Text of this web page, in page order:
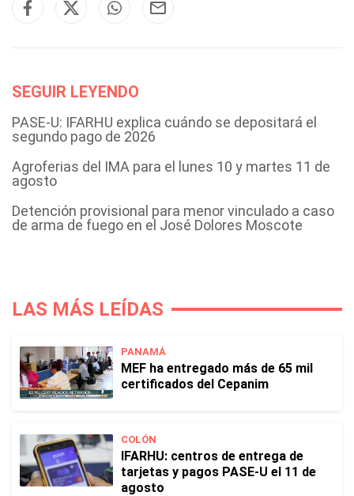
SEGUIR LEYENDO
PASE-U: IFARHU explica cuándo se depositará el
segundo pago de 2026
Agroferias del IMA para el lunes 10 y martes 11 de
agosto
Detención provisional para menor vinculado a caso
de arma de fuego en el José Dolores Moscote
LAS MÁS LEÍDAS
PANAMÁ
MEF ha entregado más de 65 mil
certificados del Cepanim
COLÓN
IFARHU: centros de entrega de
tarjetas y pagos PASE-U el 11 de
agosto